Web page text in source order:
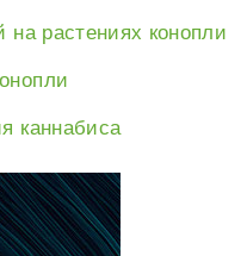
на растениях конопли
каннабиса